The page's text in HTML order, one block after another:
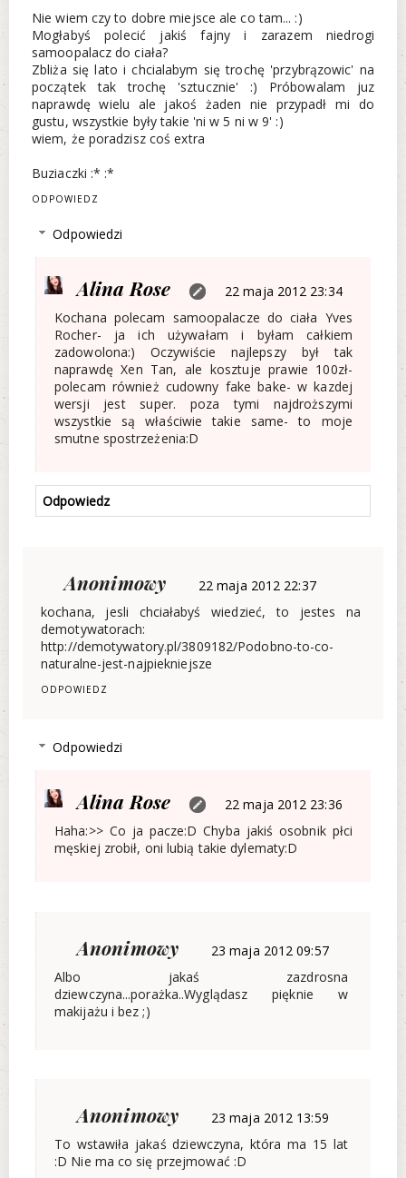
Nie wiem czy to dobre miejsce ale co tam... :)
Mogłabyś polecić jakiś fajny i zarazem niedrogi
samoopalacz do ciała?
Zbliża się lato i chcialabym się trochę 'przybrązowic' na
początek tak trochę 'sztucznie' :) Próbowalam juz
naprawdę wielu ale jakoś żaden nie przypadł mi do
gustu, wszystkie były takie 'ni w 5 ni w 9' :)
wiem, że poradzisz coś extra
Buziaczki :* :*
ODPOWIEDZ
Odpowiedzi
Alina Rose
22 maja 2012 23:34
Kochana polecam samoopalacze do ciała Yves
Rocher- ja ich używałam i byłam całkiem
zadowolona:) Oczywiście najlepszy był tak
naprawdę Xen Tan, ale kosztuje prawie 100zł-
polecam również cudowny fake bake- w kazdej
wersji jest super. poza tymi najdroższymi
wszystkie są właściwie takie same- to moje
smutne spostrzeżenia:D
Odpowiedz
Anonimowy
22 maja 2012 22:37
kochana, jesli chciałabyś wiedzieć, to jestes na
demotywatorach:
http://demotywatory.pl/3809182/Podobno-to-co-
naturalne-jest-najpiekniejsze
ODPOWIEDZ
Odpowiedzi
Alina Rose
22 maja 2012 23:36
Haha:>> Co ja pacze:D Chyba jakiś osobnik płci
męskiej zrobił, oni lubią takie dylematy:D
Anonimowy
23 maja 2012 09:57
Albo jakaś zazdrosna
dziewczyna...porażka..Wyglądasz pięknie w
makijażu i bez ;)
Anonimowy
23 maja 2012 13:59
To wstawiła jakaś dziewczyna, która ma 15 lat
:D Nie ma co się przejmować :D